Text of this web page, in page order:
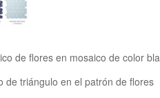
de flores en mosaico de color
de triángulo en el patrón de flores